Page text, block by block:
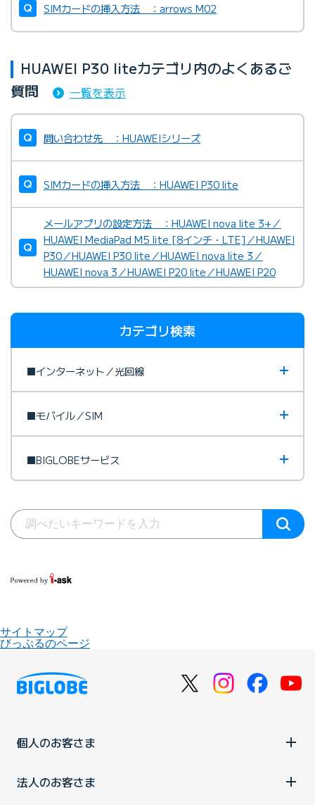
SIMカードの挿入方法 ：arrows M02
HUAWEI P30 liteカテゴリ内のよくあるご
質問
一覧を表示
問い合わせ先 ：HUAWEIシリーズ
SIMカードの挿入方法 ：HUAWEI P30 lite
メールアプリの設定方法 ：HUAWEI nova lite 3+／
HUAWEI MediaPad M5 lite [8インチ・LTE]／HUAWEI
P30／HUAWEI P30 lite／HUAWEI nova lite 3／
HUAWEI nova 3／HUAWEI P20 lite／HUAWEI P20
カテゴリ検索
■インターネット／光回線
■モバイル／SIM
■BIGLOBEサービス
サイトマップ
びっぷるのページ
個人のお客さま
法人のお客さま